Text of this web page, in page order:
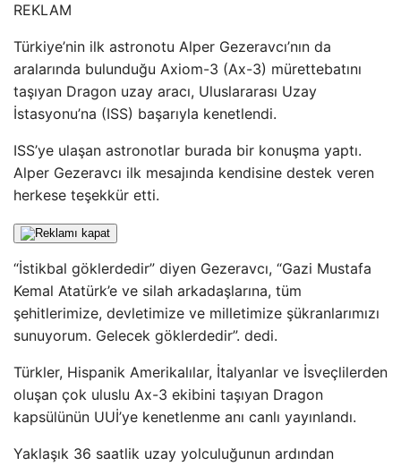
REKLAM
Türkiye’nin ilk astronotu Alper Gezeravcı’nın da
aralarında bulunduğu Axiom-3 (Ax-3) mürettebatını
taşıyan Dragon uzay aracı, Uluslararası Uzay
İstasyonu’na (ISS) başarıyla kenetlendi.
ISS’ye ulaşan astronotlar burada bir konuşma yaptı.
Alper Gezeravcı ilk mesajında ​​kendisine destek veren
herkese teşekkür etti.
“İstikbal göklerdedir” diyen Gezeravcı, “Gazi Mustafa
Kemal Atatürk’e ve silah arkadaşlarına, tüm
şehitlerimize, devletimize ve milletimize şükranlarımızı
sunuyorum. Gelecek göklerdedir”. dedi.
Türkler, Hispanik Amerikalılar, İtalyanlar ve İsveçlilerden
oluşan çok uluslu Ax-3 ekibini taşıyan Dragon
kapsülünün UUİ’ye kenetlenme anı canlı yayınlandı.
Yaklaşık 36 saatlik uzay yolculuğunun ardından